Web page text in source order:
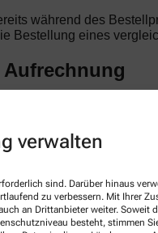
verwalten
sind. Darüber hinaus
zu verbessern. Mit Ihrer
an Drittanbieter weiter. Soweit
besteht, stimmen
während des
Bestellung eines
der Frida Apotheke.
laufender
festgestellte
und verstehen sich